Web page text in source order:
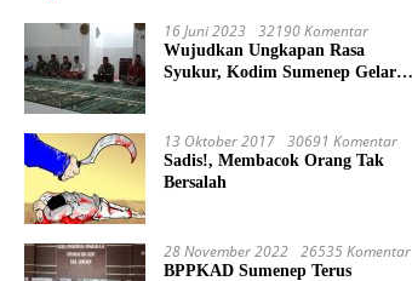
16 Juni 2023 32190 Komentar
Wujudkan Ungkapan Rasa
Syukur, Kodim Sumenep Gelar
13 Oktober 2017 30691 Komentar
Sadis!, Membacok Orang Tak
Bersalah
28 November 2022 26535 Komentar
BPPKAD Sumenep Terus